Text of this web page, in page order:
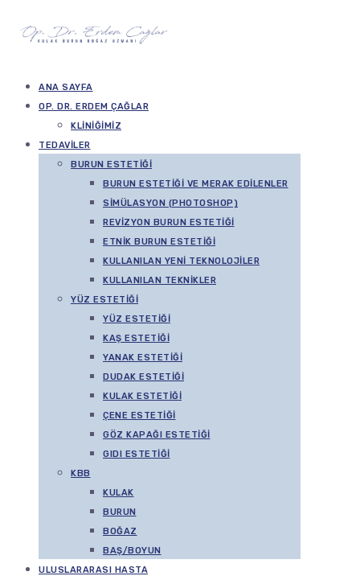
ANA SAYFA
OP. DR. ERDEM ÇAĞLAR
KLINIĞIMIZ
TEDAVILER
BURUN ESTETIĞI
BURUN ESTETIĞI VE MERAK EDILENLER
SIMÜLASYON (PHOTOSHOP)
REVIZYON BURUN ESTETIĞI
ETNIK BURUN ESTETIĞI
KULLANILAN YENI TEKNOLOJILER
KULLANILAN TEKNIKLER
YÜZ ESTETIĞI
YÜZ ESTETIĞI
KAŞ ESTETIĞI
YANAK ESTETIĞI
DUDAK ESTETIĞI
KULAK ESTETIĞI
ÇENE ESTETIĞI
GÖZ KAPAĞI ESTETIĞI
GIDI ESTETIĞI
KBB
KULAK
BURUN
BOĞAZ
BAŞ/BOYUN
ULUSLARARASI HASTA